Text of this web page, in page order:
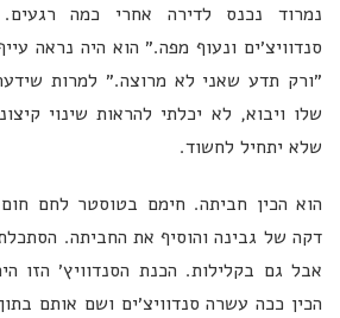
נמרוד נכנס לדירה אחרי כמה
סנדוויצ׳ים ונעוף מפה.״ הוא היה נראה
״ורק תדע שאני לא מרוצה.״ למרות
שלו ויבוא, לא יכלתי להראות שינוי
שלא יתחיל לחשוד.
הוא הכין חביתה. חימם בטוסטר לחם
דקה של גבינה והוסיף את החביתה.
אבל גם בקלילות. הכנת הסנדוויץ׳ הזו
הכין ככה עשרה סנדוויצ׳ים ושם אותם